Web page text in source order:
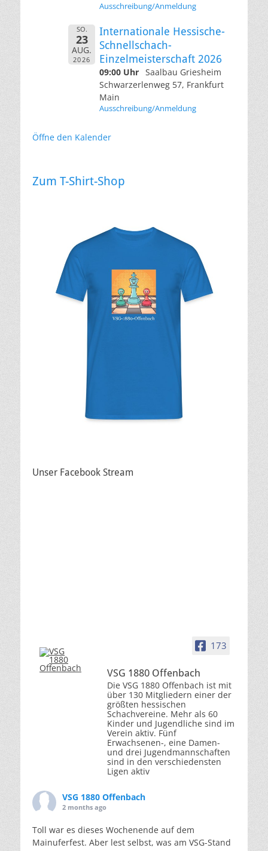
Ausschreibung/Anmeldung
SO.
23
AUG.
2026
Internationale Hessische-
Schnellschach-
Einzelmeisterschaft 2026
09:00 Uhr Saalbau Griesheim
Schwarzerlenweg 57, Frankfurt
Main
Ausschreibung/Anmeldung
Öffne den Kalender
Zum T-Shirt-Shop
Unser Facebook Stream
173
VSG 1880 Offenbach
Die VSG 1880 Offenbach ist mit
über 130 Mitgliedern einer der
größten hessischen
Schachvereine. Mehr als 60
Kinder und Jugendliche sind im
Verein aktiv. Fünf
Erwachsenen-, eine Damen-
und drei Jugendmannschaften
sind in den verschiedensten
Ligen aktiv
VSG 1880 Offenbach
2 months ago
Toll war es dieses Wochenende auf dem
Mainuferfest. Aber lest selbst, was am VSG-Stand